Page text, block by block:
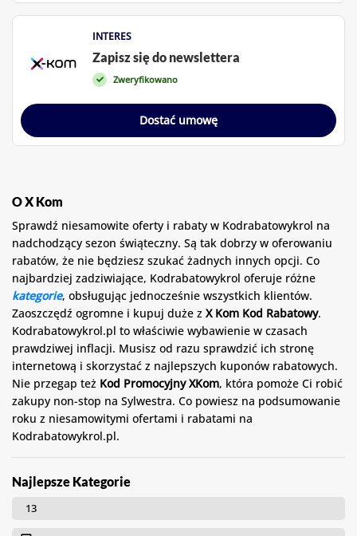
INTERES
Zapisz się do newslettera
Zweryfikowano
Dostać umowę
O X Kom
Sprawdź niesamowite oferty i rabaty w Kodrabatowykrol na
nadchodzący sezon świąteczny. Są tak dobrzy w oferowaniu
rabatów, że nie będziesz szukać żadnych innych opcji. Co
najbardziej zadziwiające, Kodrabatowykrol oferuje różne
kategorie, obsługując jednocześnie wszystkich klientów.
Zaoszczędź ogromne i kupuj duże z X Kom Kod Rabatowy.
Kodrabatowykrol.pl to właściwie wybawienie w czasach
prawdziwej inflacji. Musisz od razu sprawdzić ich stronę
internetową i skorzystać z najlepszych kuponów rabatowych.
Nie przegap też Kod Promocyjny XKom, która pomoże Ci robić
zakupy non-stop na Sylwestra. Co powiesz na podsumowanie
roku z niesamowitymi ofertami i rabatami na
Kodrabatowykrol.pl.
Najlepsze Kategorie
13